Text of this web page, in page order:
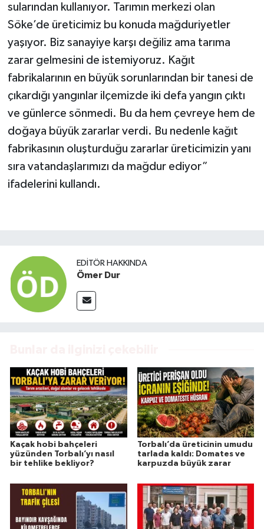
sularından kullanıyor. Tarımın merkezi olan
Söke’de üreticimiz bu konuda mağduriyetler
yaşıyor. Biz sanayiye karşı değiliz ama tarıma
zarar gelmesini de istemiyoruz. Kağıt
fabrikalarının en büyük sorunlarından bir tanesi de
çıkardığı yangınlar ilçemizde iki defa yangın çıktı
ve günlerce sönmedi. Bu da hem çevreye hem de
doğaya büyük zararlar verdi. Bu nedenle kağıt
fabrikasının oluşturduğu zararlar üreticimizin yanı
sıra vatandaşlarımızı da mağdur ediyor”
ifadelerini kullandı.
EDITÖR HAKKINDA
Ömer Dur
Kaçak hobi bahçeleri
yüzünden Torbalı’yı nasıl
bir tehlike bekliyor?
Torbalı’da üreticinin umudu
tarlada kaldı: Domates ve
karpuzda büyük zarar